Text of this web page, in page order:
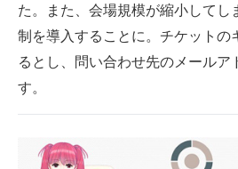
エネルギーの専門メディア
建設×テクノロジーの最前線
た。また、会場規模が縮小してし
制を導入することに。チケットの
るとし、問い合わせ先のメールア
す。